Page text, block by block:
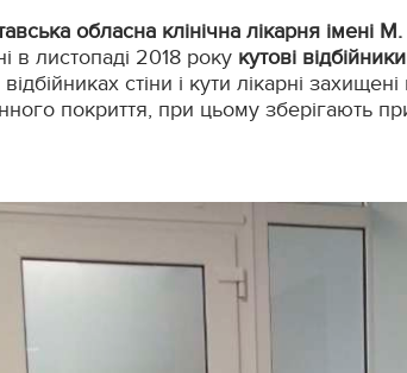
обласна клінічна лікарня імені
в листопаді 2018 року кутові
стіни і кути лікарні
покриття, при цьому зберігають